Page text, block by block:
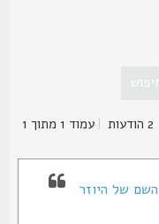
|עמוד1מתוך1
היוזר